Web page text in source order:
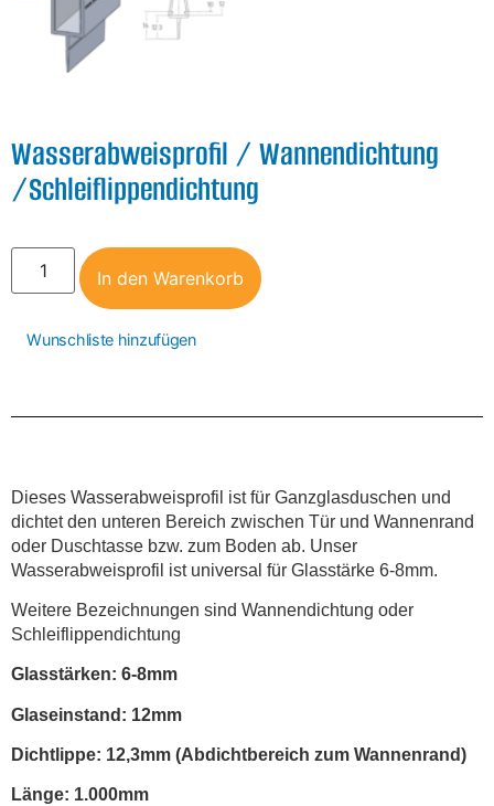
Wasserabweisprofil / Wannendichtung
/Schleiflippendichtung
In den Warenkorb
Wunschliste hinzufügen
Dieses Wasserabweisprofil ist für Ganzglasduschen und
dichtet den unteren Bereich zwischen Tür und Wannenrand
oder Duschtasse bzw. zum Boden ab. Unser
Wasserabweisprofil ist universal für Glasstärke 6-8mm.
Weitere Bezeichnungen sind Wannendichtung oder
Schleiflippendichtung
Glasstärken: 6-8mm
Glaseinstand: 12mm
Dichtlippe: 12,3mm (Abdichtbereich zum Wannenrand)
Länge: 1.000mm